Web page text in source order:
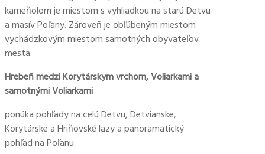
kameňolom je miestom s vyhliadkou na starú Detvu
a masív Poľany. Zároveň je obľúbeným miestom
vychádzkovým miestom samotných obyvateľov
mesta.
Hrebeň medzi Korytárskym vrchom, Voliarkami a
samotnými Voliarkami
ponúka pohľady na celú Detvu, Detvianske,
Korytárske a Hriňovské lazy a panoramatický
pohľad na Poľanu.